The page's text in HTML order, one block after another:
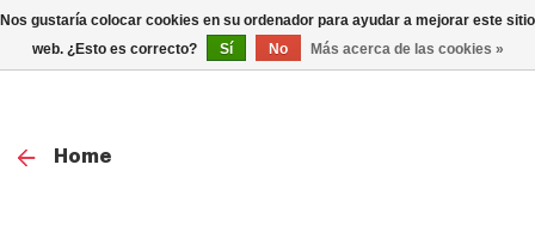
0
Home
Nos gustaría colocar cookies en su ordenador para ayudar a mejorar este sitio
web. ¿Esto es correcto?
Sí No Más acerca de las cookies »